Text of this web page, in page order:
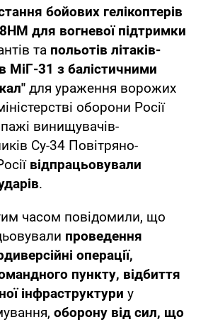
бойових гелікоптерів
для вогневої підтримки
та польотів літаків-
МіГ-31 з балістичними
для ураження ворожих
оборони Росії
винищувачів-
Су-34 Повітряно-
відпрацьовували
.
часом повідомили, що
проведення
операції,
пункту, відбиття
інфраструктури у
оборону від сил, що